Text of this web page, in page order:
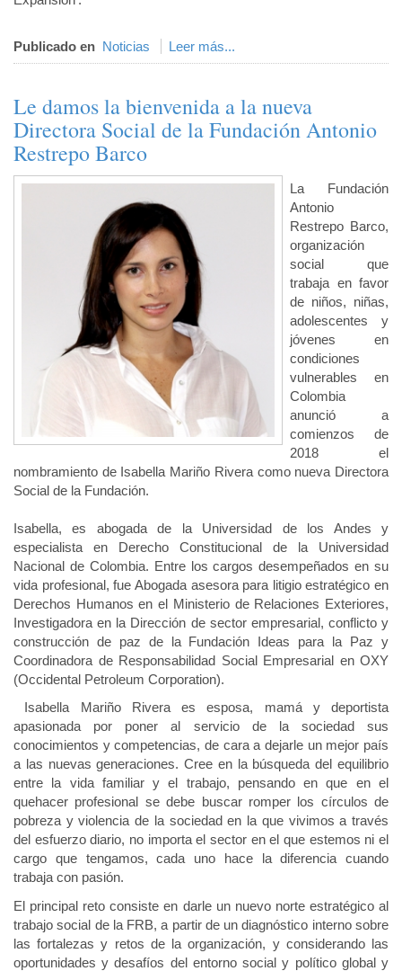
Publicado en Noticias Leer más...
Le damos la bienvenida a la nueva
Directora Social de la Fundación Antonio
Restrepo Barco
La Fundación
Antonio
Restrepo Barco,
organización
social que
trabaja en favor
de niños, niñas,
adolescentes y
jóvenes en
condiciones
vulnerables en
Colombia
anunció a
comienzos de
2018 el
nombramiento de Isabella Mariño Rivera como nueva Directora
Social de la Fundación.
Isabella, es abogada de la Universidad de los Andes y
especialista en Derecho Constitucional de la Universidad
Nacional de Colombia. Entre los cargos desempeñados en su
vida profesional, fue Abogada asesora para litigio estratégico en
Derechos Humanos en el Ministerio de Relaciones Exteriores,
Investigadora en la Dirección de sector empresarial, conflicto y
construcción de paz de la Fundación Ideas para la Paz y
Coordinadora de Responsabilidad Social Empresarial en OXY
(Occidental Petroleum Corporation).
Isabella Mariño Rivera es esposa, mamá y deportista
apasionada por poner al servicio de la sociedad sus
conocimientos y competencias, de cara a dejarle un mejor país
a las nuevas generaciones. Cree en la búsqueda del equilibrio
entre la vida familiar y el trabajo, pensando en que en el
quehacer profesional se debe buscar romper los círculos de
pobreza y violencia de la sociedad en la que vivimos a través
del esfuerzo diario, no importa el sector en el que estemos ni el
cargo que tengamos, cada uno hace la diferencia cuando
trabaja con pasión.
El principal reto consiste en darle un nuevo norte estratégico al
trabajo social de la FRB, a partir de un diagnóstico interno sobre
las fortalezas y retos de la organización, y considerando las
oportunidades y desafíos del entorno social y político global y